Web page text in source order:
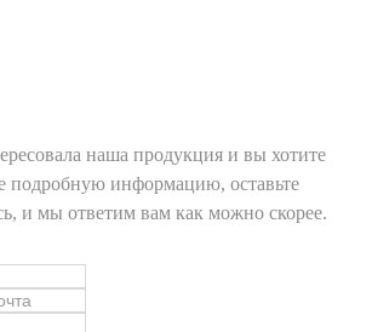
наша продукция и вы хотите
подробную информацию, оставьте
и мы ответим вам как можно скорее.